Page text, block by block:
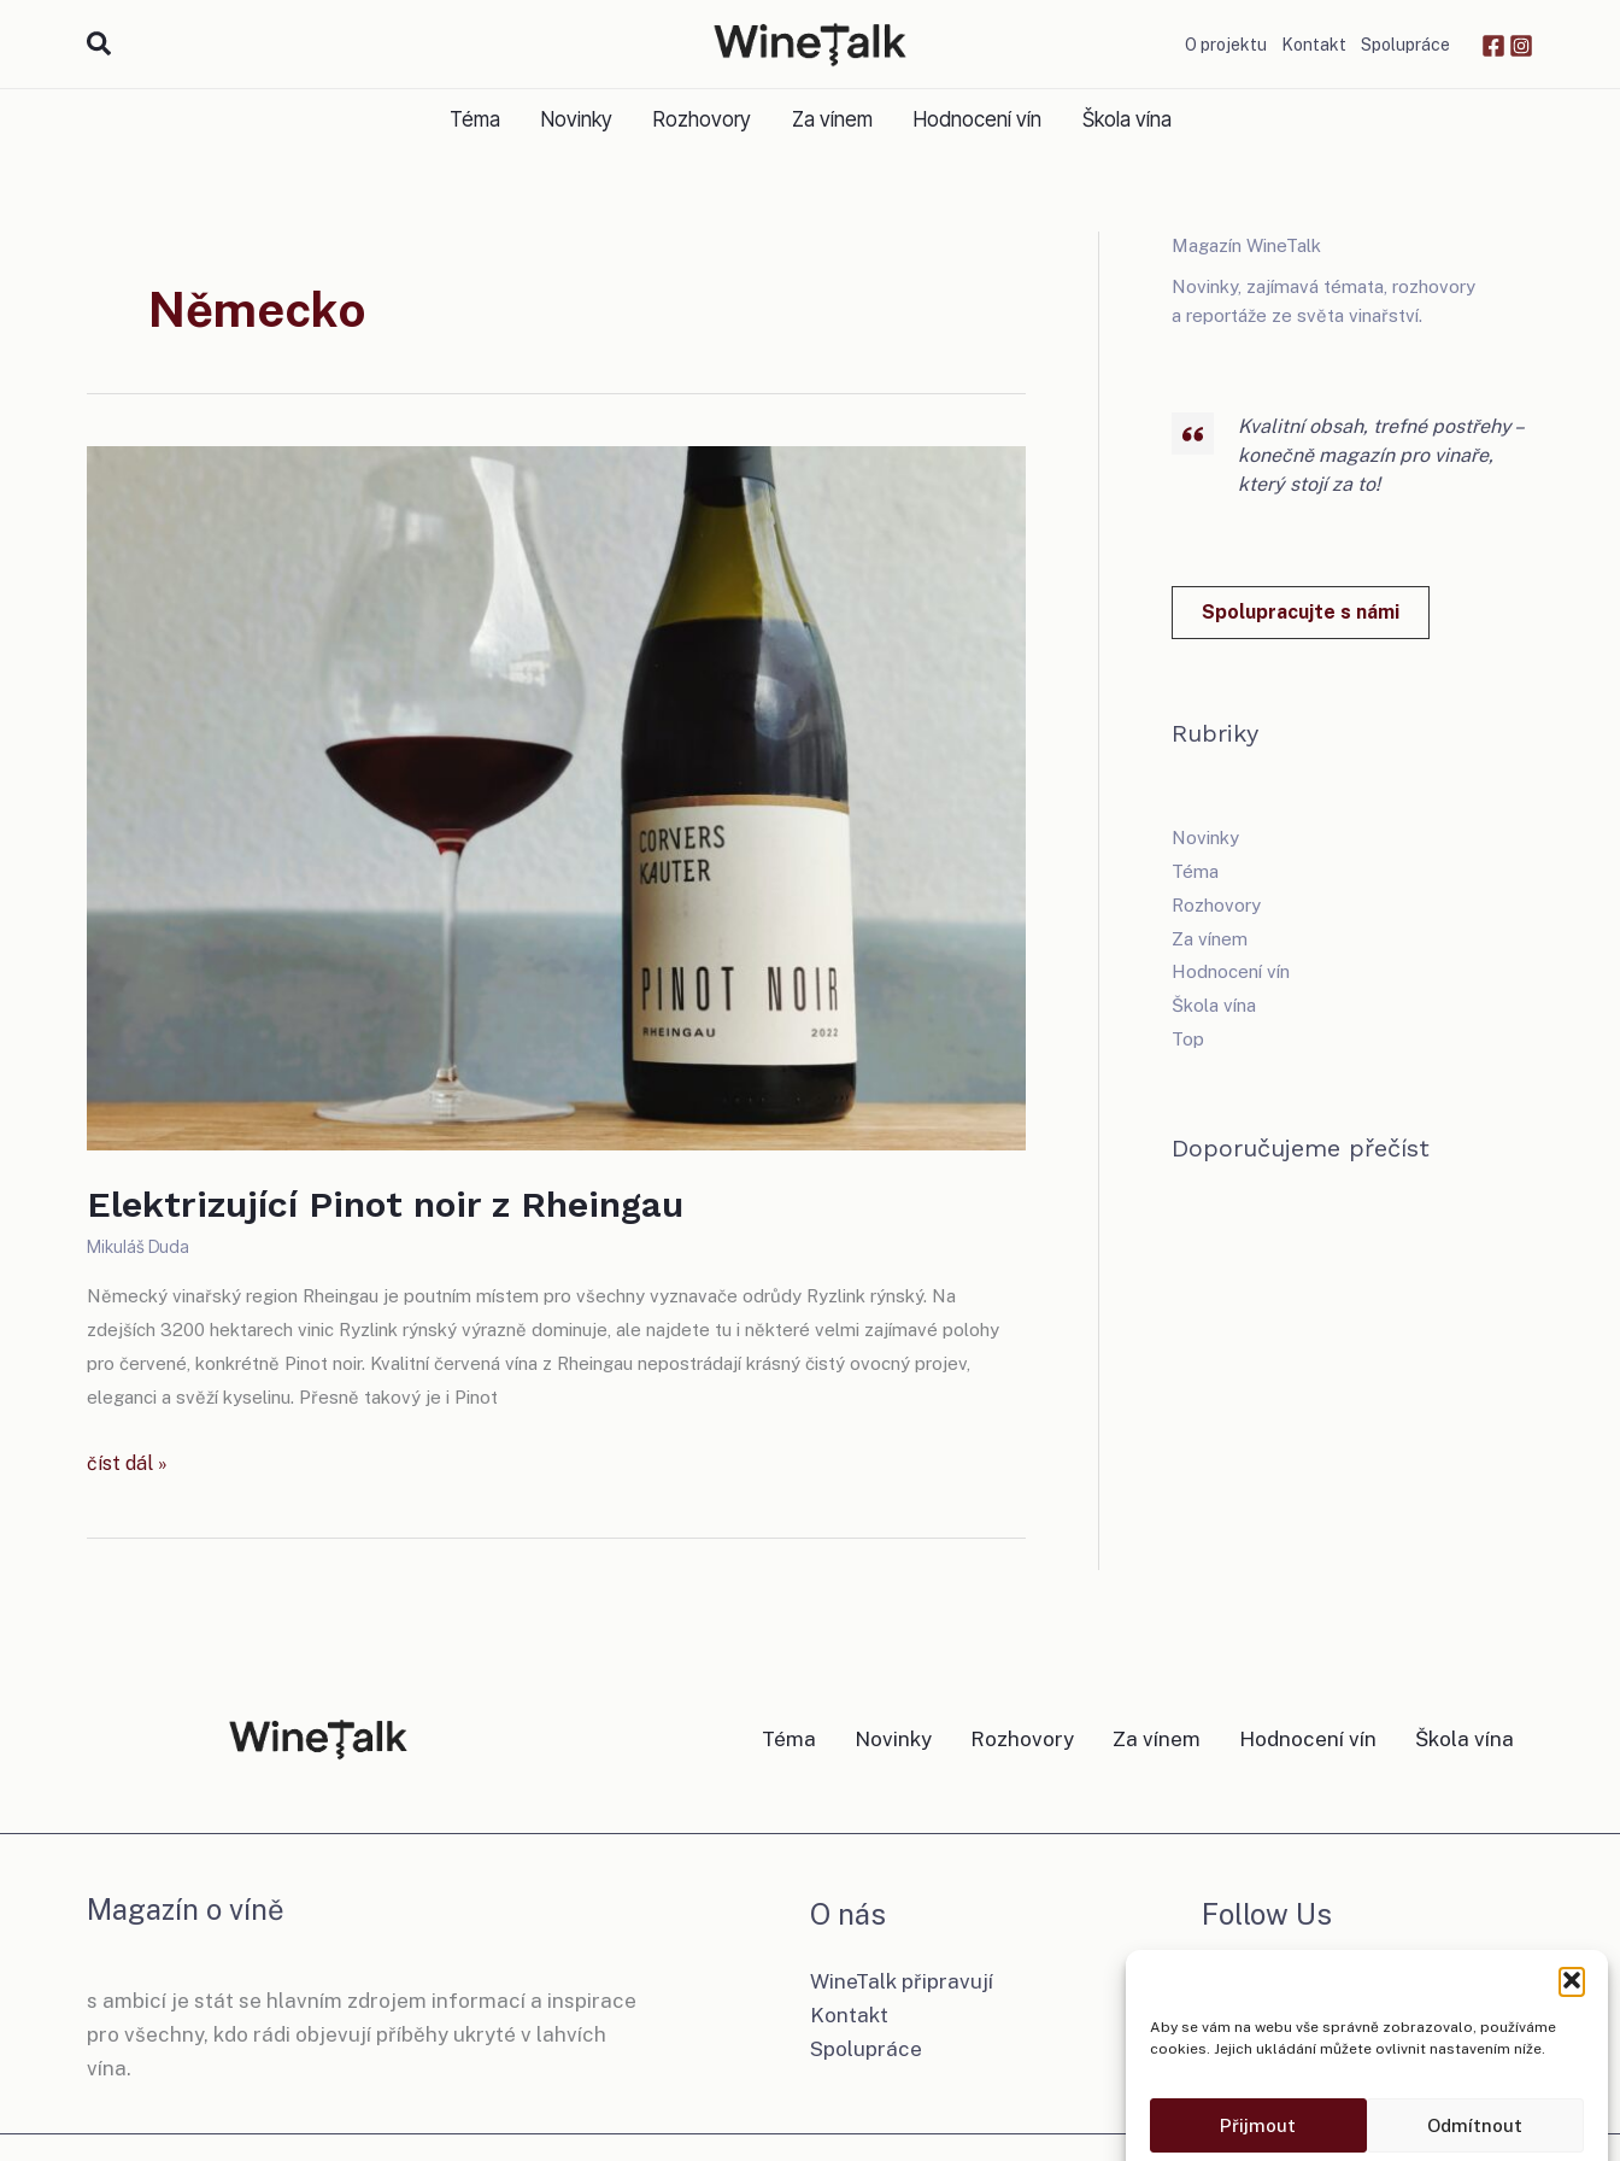
Aby se vám na webu vše správně zobrazovalo, používáme
cookies. Jejich ukládání můžete ovlivnit nastavením níže.
Přijmout Odmítnout
O projektu Kontakt Spolupráce
Téma Novinky Rozhovory Za vínem Hodnocení vín Škola vína
Německo
Elektrizující Pinot noir z Rheingau
Mikuláš Duda
Německý vinařský region Rheingau je poutním místem pro všechny vyznavače odrůdy Ryzlink rýnský. Na
zdejších 3200 hektarech vinic Ryzlink rýnský výrazně dominuje, ale najdete tu i některé velmi zajímavé polohy
pro červené, konkrétně Pinot noir. Kvalitní červená vína z Rheingau nepostrádají krásný čistý ovocný projev,
eleganci a svěží kyselinu. Přesně takový je i Pinot
elektrizující
číst dál »
Magazín WineTalk
Novinky, zajímavá témata, rozhovory
a reportáže ze světa vinařství.
Kvalitní obsah, trefné postřehy –
konečně magazín pro vinaře,
který stojí za to!
Spolupracujte s námi
Rubriky
Novinky
Téma
Rozhovory
Za vínem
Hodnocení vín
Škola vína
Top
Doporučujeme přečíst
Téma Novinky Rozhovory Za vínem Hodnocení vín Škola vína
Magazín o víně
s ambicí je stát se hlavním zdrojem informací a inspirace
pro všechny, kdo rádi objevují příběhy ukryté v lahvích
vína.
O nás
WineTalk připravují
Kontakt
Spolupráce
Follow Us